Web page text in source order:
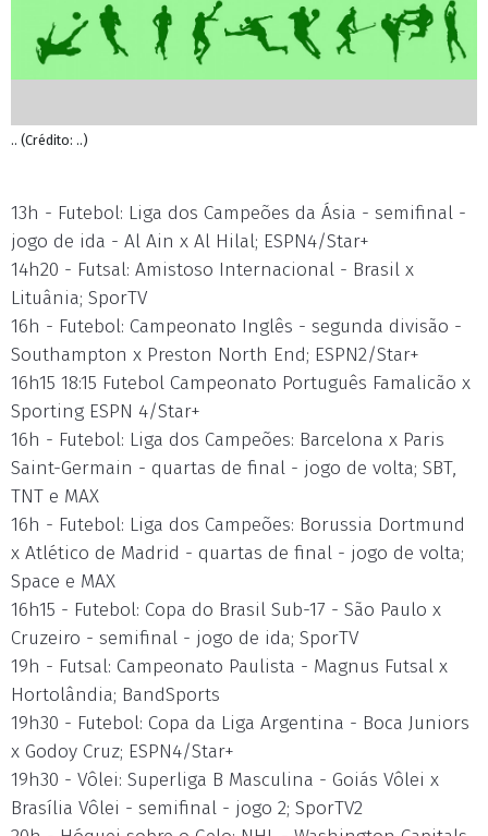
.. (Crédito: ..)
13h - Futebol: Liga dos Campeões da Ásia - semifinal -
jogo de ida - Al Ain x Al Hilal; ESPN4/Star+
14h20 - Futsal: Amistoso Internacional - Brasil x
Lituânia; SporTV
16h - Futebol: Campeonato Inglês - segunda divisão -
Southampton x Preston North End; ESPN2/Star+
16h15 18:15 Futebol Campeonato Português Famalicão x
Sporting ESPN 4/Star+
16h - Futebol: Liga dos Campeões: Barcelona x Paris
Saint-Germain - quartas de final - jogo de volta; SBT,
TNT e MAX
16h - Futebol: Liga dos Campeões: Borussia Dortmund
x Atlético de Madrid - quartas de final - jogo de volta;
Space e MAX
16h15 - Futebol: Copa do Brasil Sub-17 - São Paulo x
Cruzeiro - semifinal - jogo de ida; SporTV
19h - Futsal: Campeonato Paulista - Magnus Futsal x
Hortolândia; BandSports
19h30 - Futebol: Copa da Liga Argentina - Boca Juniors
x Godoy Cruz; ESPN4/Star+
19h30 - Vôlei: Superliga B Masculina - Goiás Vôlei x
Brasília Vôlei - semifinal - jogo 2; SporTV2